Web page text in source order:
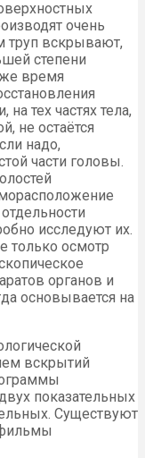
очень
труп вскрывают,
степени
время
тех частях тела,
не остаётся
надо,
части головы.
исследуют их.
только осмотр
органов и
основывается на
вскрытий
показательных
Существуют